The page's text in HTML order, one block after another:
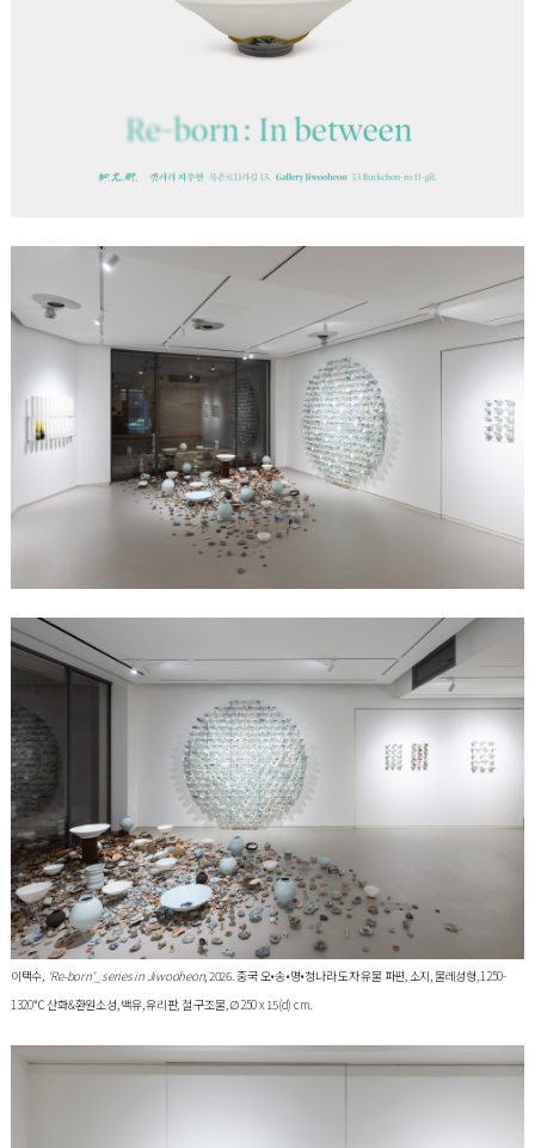
이택수, ‘Re-born'_series in Jiwooheon, 2026. 중국 오•송•명•청나라 도자 유물 파편, 소지, 물레성형, 1250-
1320℃ 산화&환원소성, 백유, 유리판, 철 구조물, ∅250 x 15(d) cm.